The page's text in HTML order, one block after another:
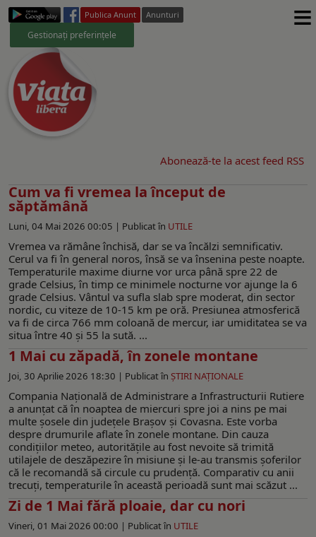
Publica Anunt Anunturi
Gestionați preferințele ≡
Abonează-te la acest feed RSS
Cum va fi vremea la început de
săptămână
Luni, 04 Mai 2026 00:05 | Publicat în UTILE
Vremea va rămâne închisă, dar se va încălzi semnificativ.
Cerul va fi în general noros, însă se va însenina peste noapte.
Temperaturile maxime diurne vor urca până spre 22 de
grade Celsius, în timp ce minimele nocturne vor ajunge la 6
grade Celsius. Vântul va sufla slab spre moderat, din sector
nordic, cu viteze de 10-15 km pe oră. Presiunea atmosferică
va fi de circa 766 mm coloană de mercur, iar umiditatea se va
situa între 40 şi 55 la sută. ...
1 Mai cu zăpadă, în zonele montane
Joi, 30 Aprilie 2026 18:30 | Publicat în ŞTIRI NAŢIONALE
Compania Națională de Administrare a Infrastructurii Rutiere
a anunțat că în noaptea de miercuri spre joi a nins pe mai
multe șosele din județele Brașov și Covasna. Este vorba
despre drumurile aflate în zonele montane. Din cauza
condițiilor meteo, autoritățile au fost nevoite să trimită
utilajele de deszăpezire în misiune şi le-au transmis șoferilor
că le recomandă să circule cu prudență. Comparativ cu anii
trecuți, temperaturile în această perioadă sunt mai scăzut ...
Zi de 1 Mai fără ploaie, dar cu nori
Vineri, 01 Mai 2026 00:00 | Publicat în UTILE